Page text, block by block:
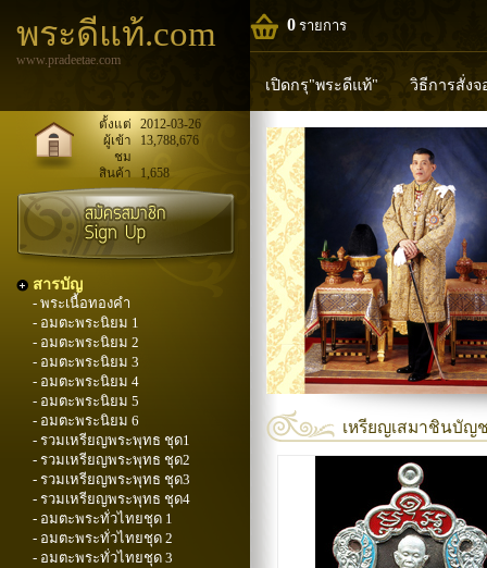
พระดีแท้.com
www.pradeetae.com
0 รายการ
เปิดกรุ"พระดีแท้" วิธีการสั่งจ
หลวงพ่อทวด หลวงปู่ทิม
พระพุทธวิริยากร
ตั้งแต่
2012-03-26
ผู้เข้า
ชม
13,788,676
สินค้า 1,658
สารบัญ
- พระเนื้อทองคำ
- อมตะพระนิยม 1
- อมตะพระนิยม 2
- อมตะพระนิยม 3
- อมตะพระนิยม 4
- อมตะพระนิยม 5
- อมตะพระนิยม 6
- รวมเหรียญพระพุทธ ชุด1
- รวมเหรียญพระพุทธ ชุด2
- รวมเหรียญพระพุทธ ชุด3
- รวมเหรียญพระพุทธ ชุด4
- อมตะพระทั่วไทยชุด 1
- อมตะพระทั่วไทยชุด 2
- อมตะพระทั่วไทยชุด 3
เหรียญเสมาชินบัญ